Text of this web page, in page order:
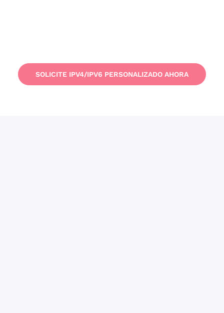
SOLICITE IPV4/IPV6 PERSONALIZADO AHORA